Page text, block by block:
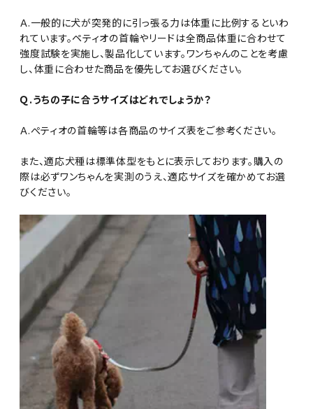
Ａ.一般的に犬が突発的に引っ張る力は体重に比例するといわ
れています。ペティオの首輪やリードは全商品体重に合わせて
強度試験を実施し、製品化しています。ワンちゃんのことを考慮
し、体重に合わせた商品を優先してお選びください。
Ｑ.うちの子に合うサイズはどれでしょうか？
Ａ.ぺティオの首輪等は各商品のサイズ表をご参考ください。
また、適応犬種は標準体型をもとに表示しております。購入の
際は必ずワンちゃんを実測のうえ、適応サイズを確かめてお選
びください。